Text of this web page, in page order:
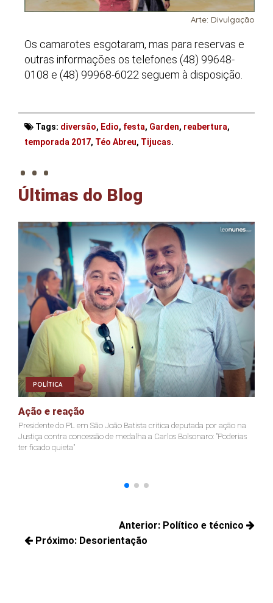
Arte: Divulgação
Os camarotes esgotaram, mas para reservas e
outras informações os telefones (48) 99648-
0108 e (48) 99968-6022 seguem à disposição.
Tags: diversão, Edio, festa, Garden, reabertura,
temporada 2017, Téo Abreu, Tijucas.
. . .
Últimas do Blog
POLÍTICA
Ação e reação
Presidente do PL em São João Batista critica deputada por ação na
Justiça contra concessão de medalha a Carlos Bolsonaro: "Poderias
ter ficado quieta"
de
Anterior: Político e técnico
Próximo: Desorientação